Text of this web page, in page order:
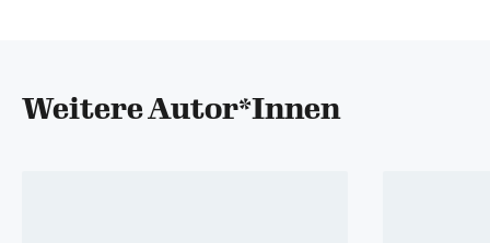
Weitere Autor*Innen